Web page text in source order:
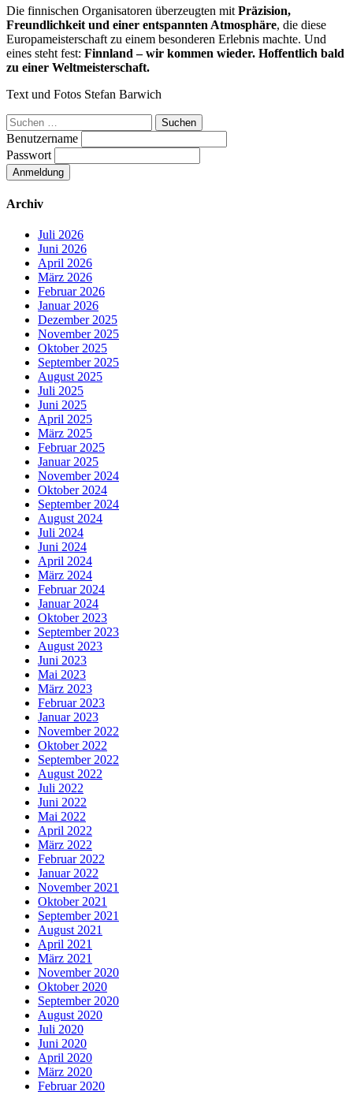
Die finnischen Organisatoren überzeugten mit Präzision,
Freundlichkeit und einer entspannten Atmosphäre, die diese
Europameisterschaft zu einem besonderen Erlebnis machte. Und
eines steht fest: Finnland – wir kommen wieder. Hoffentlich bald
zu einer Weltmeisterschaft.
Text und Fotos Stefan Barwich
Suchen
nach:
Benutzername
Passwort
Archiv
Juli 2026
Juni 2026
April 2026
März 2026
Februar 2026
Januar 2026
Dezember 2025
November 2025
Oktober 2025
September 2025
August 2025
Juli 2025
Juni 2025
April 2025
März 2025
Februar 2025
Januar 2025
November 2024
Oktober 2024
September 2024
August 2024
Juli 2024
Juni 2024
April 2024
März 2024
Februar 2024
Januar 2024
Oktober 2023
September 2023
August 2023
Juni 2023
Mai 2023
März 2023
Februar 2023
Januar 2023
November 2022
Oktober 2022
September 2022
August 2022
Juli 2022
Juni 2022
Mai 2022
April 2022
März 2022
Februar 2022
Januar 2022
November 2021
Oktober 2021
September 2021
August 2021
April 2021
März 2021
November 2020
Oktober 2020
September 2020
August 2020
Juli 2020
Juni 2020
April 2020
März 2020
Februar 2020